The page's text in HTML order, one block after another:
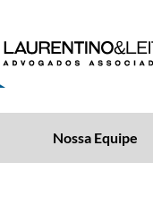
Nossa Equipe